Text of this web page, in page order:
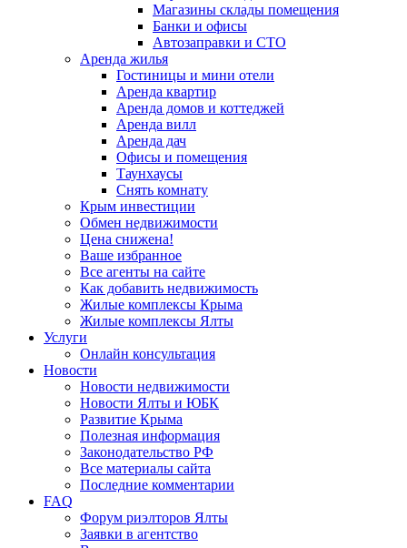
Магазины склады помещения
Банки и офисы
Автозаправки и СТО
Аренда жилья
Гостиницы и мини отели
Аренда квартир
Аренда домов и коттеджей
Аренда вилл
Аренда дач
Офисы и помещения
Таунхаусы
Снять комнату
Крым инвестиции
Обмен недвижимости
Цена снижена!
Ваше избранное
Все агенты на сайте
Как добавить недвижимость
Жилые комплексы Крыма
Жилые комплексы Ялты
Услуги
Онлайн консультация
Новости
Новости недвижимости
Новости Ялты и ЮБК
Развитие Крыма
Полезная информация
Законодательство РФ
Все материалы сайта
Последние комментарии
FAQ
Форум риэлторов Ялты
Заявки в агентство